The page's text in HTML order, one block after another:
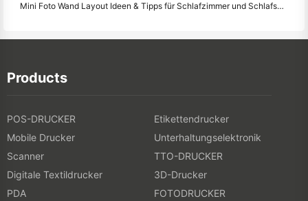
Mini Foto Wand Layout Ideen & Tipps für Schlafzimmer und Schlafsaal Dekoration
Products
POS-DRUCKER
Etikettendrucker
Mobile Drucker
Unterhaltungselektronik
Scanner
TTO-DRUCKER
Digitale Textildrucker
3D-Drucker
PDA
FOTODRUCKER